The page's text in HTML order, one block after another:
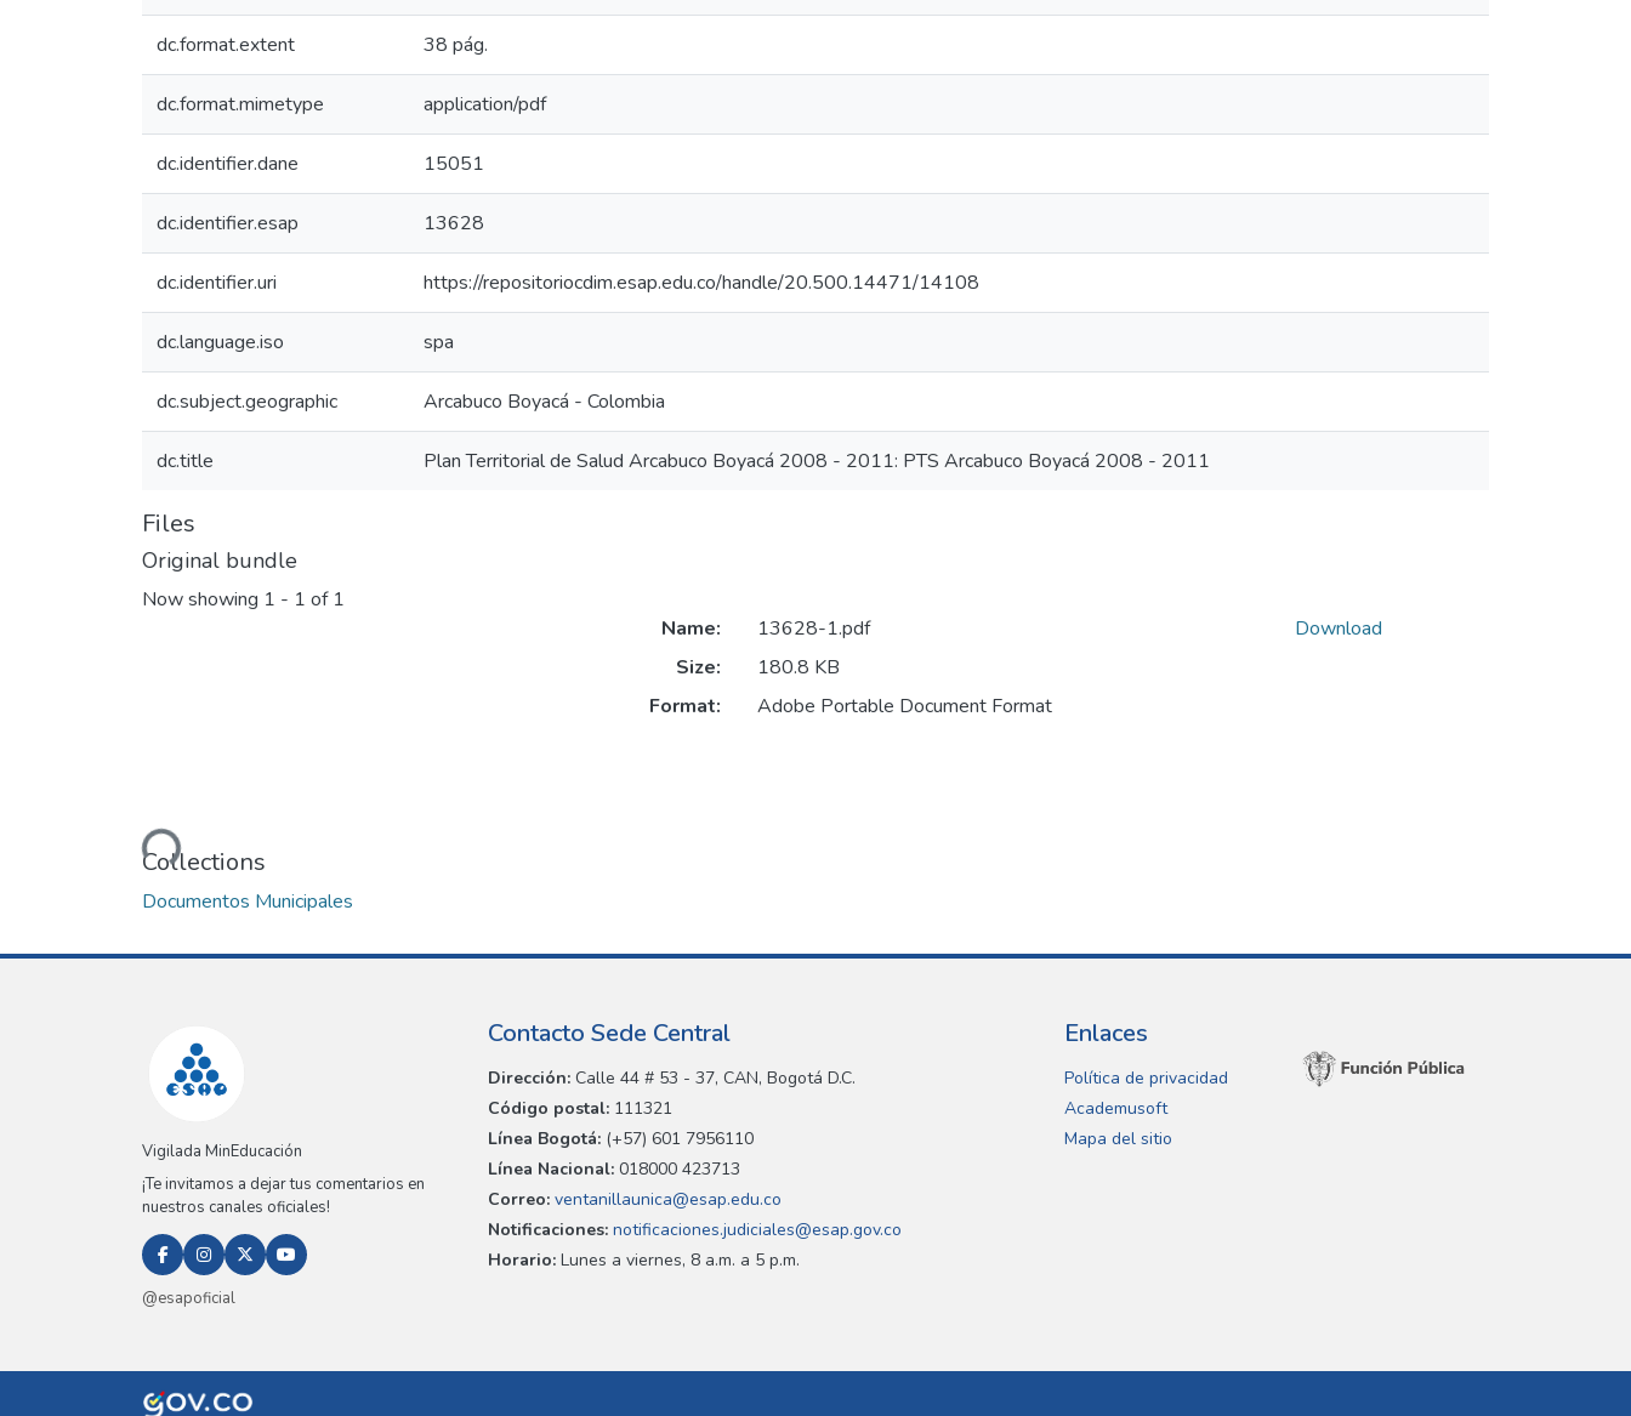
dc.format.extent 38 pág.
dc.format.mimetype application/pdf
dc.identifier.dane 15051
dc.identifier.esap 13628
dc.identifier.uri https://repositoriocdim.esap.edu.co/handle/20.500.14471/14108
dc.language.iso spa
dc.subject.geographic Arcabuco Boyacá - Colombia
dc.title Plan Territorial de Salud Arcabuco Boyacá 2008 - 2011: PTS Arcabuco Boyacá 2008 - 2011
Files
Original bundle
Now showing 1 - 1 of 1
Loading...
Name:
13628-1.pdf
Size:
180.8 KB
Format:
Adobe Portable Document Format
Download
Collections
Documentos Municipales
Vigilada MinEducación
¡Te invitamos a dejar tus comentarios en
nuestros canales oficiales!
@esapoficial
Contacto Sede Central
Dirección: Calle 44 # 53 - 37, CAN, Bogotá D.C.
Código postal: 111321
Línea Bogotá: (+57) 601 7956110
Línea Nacional: 018000 423713
Correo: ventanillaunica@esap.edu.co
Notificaciones: notificaciones.judiciales@esap.gov.co
Horario: Lunes a viernes, 8 a.m. a 5 p.m.
Enlaces
Política de privacidad
Academusoft
Mapa del sitio